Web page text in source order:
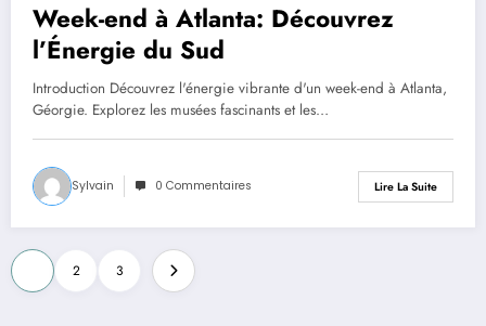
Week-end à Atlanta: Découvrez
l’Énergie du Sud
Introduction Découvrez l'énergie vibrante d'un week-end à Atlanta,
Géorgie. Explorez les musées fascinants et les…
Sylvain 0 Commentaires Lire La Suite
Pagination
des
2 3